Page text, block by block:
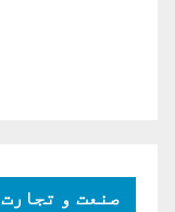
صنعت و تجارت